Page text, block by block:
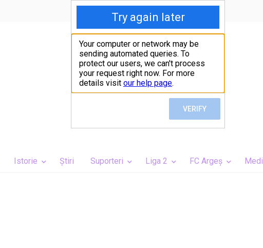
Istorie Ştiri Suporteri Liga 2 FC Argeș